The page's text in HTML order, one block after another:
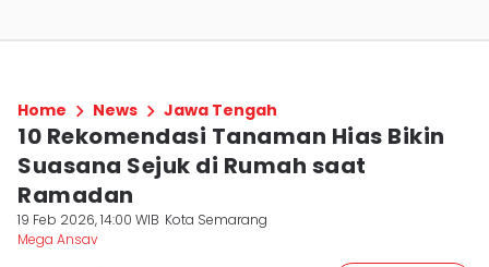
Home News Jawa Tengah
10 Rekomendasi Tanaman Hias Bikin
Suasana Sejuk di Rumah saat
Ramadan
19 Feb 2026, 14:00 WIB Kota Semarang
Mega Ansav